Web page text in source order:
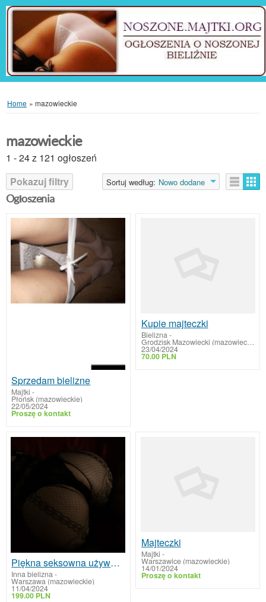
Home » mazowieckie
mazowieckie
1 - 24 z 121 ogłoszeń
Pokazuj filtry
Sortuj według: Nowo dodane
Ogłoszenia
Sprzedam bielizne
Majtki -
Płońsk (mazowieckie)
22/05/2024
Proszę o kontakt
Kupie majteczki
Bielizna-
Grodzisk Mazowiecki (mazowieckie)
23/04/2024
70.00 PLN
Piękna seksowna używana bielizna koronkowy pachnący kombinezon fetysz
Inna bielizna-
Warszawa (mazowieckie)
11/04/2024
199.00 PLN
Majteczki
Majtki -
Warszawice (mazowieckie)
14/01/2024
Proszę o kontakt